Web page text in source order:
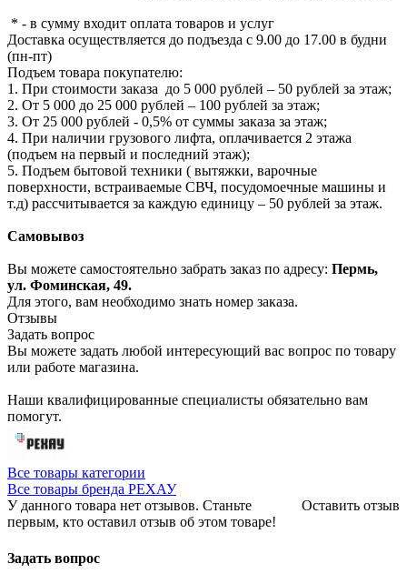
* - в сумму входит оплата товаров и услуг
Доставка осуществляется до подъезда с 9.00 до 17.00 в будни
(пн-пт)
Подъем товара покупателю:
1. При стоимости заказа до 5 000 рублей – 50 рублей за этаж;
2. От 5 000 до 25 000 рублей – 100 рублей за этаж;
3. От 25 000 рублей - 0,5% от суммы заказа за этаж;
4. При наличии грузового лифта, оплачивается 2 этажа
(подъем на первый и последний этаж);
5. Подъем бытовой техники ( вытяжки, варочные
поверхности, встраиваемые СВЧ, посудомоечные машины и
т.д) рассчитывается за каждую единицу – 50 рублей за этаж.
Самовывоз
Вы можете самостоятельно забрать заказ по адресу: Пермь,
ул. Фоминская, 49.
Для этого, вам необходимо знать номер заказа.
Отзывы
Задать вопрос
Вы можете задать любой интересующий вас вопрос по товару
или работе магазина.
Наши квалифицированные специалисты обязательно вам
помогут.
Все товары категории
Все товары бренда РЕХАУ
Оставить отзыв
У данного товара нет отзывов. Станьте
первым, кто оставил отзыв об этом товаре!
Задать вопрос